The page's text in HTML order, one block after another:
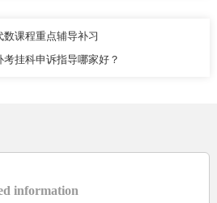
课程重点辅导补习
考挂科申诉指导哪家好？
information